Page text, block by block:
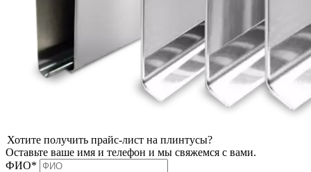
Хотите получить прайс-лист на плинтусы?
Оставьте ваше имя и телефон и мы свяжемся с вами.
ФИО*